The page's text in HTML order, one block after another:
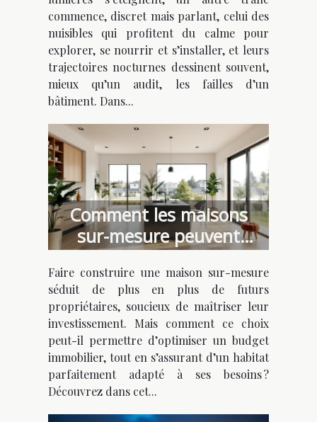
bâtiment
commence, discret mais parlant, celui des
nuisibles qui profitent du calme pour
explorer, se nourrir et s’installer, et leurs
trajectoires nocturnes dessinent souvent,
mieux qu’un audit, les failles d’un
bâtiment. Dans...
Comment les maisons
sur-mesure peuvent
optimiser votre budget ?
Faire construire une maison sur-mesure
séduit de plus en plus de futurs
propriétaires, soucieux de maîtriser leur
investissement. Mais comment ce choix
peut-il permettre d’optimiser un budget
immobilier, tout en s’assurant d’un habitat
parfaitement adapté à ses besoins ?
Découvrez dans cet...